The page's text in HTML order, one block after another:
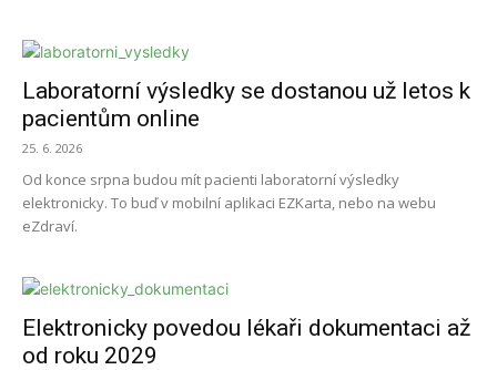
Laboratorní výsledky se dostanou už letos k
pacientům online
25. 6. 2026
Od konce srpna budou mít pacienti laboratorní výsledky
elektronicky. To buď v mobilní aplikaci EZKarta, nebo na webu
eZdraví.
Elektronicky povedou lékaři dokumentaci až
od roku 2029